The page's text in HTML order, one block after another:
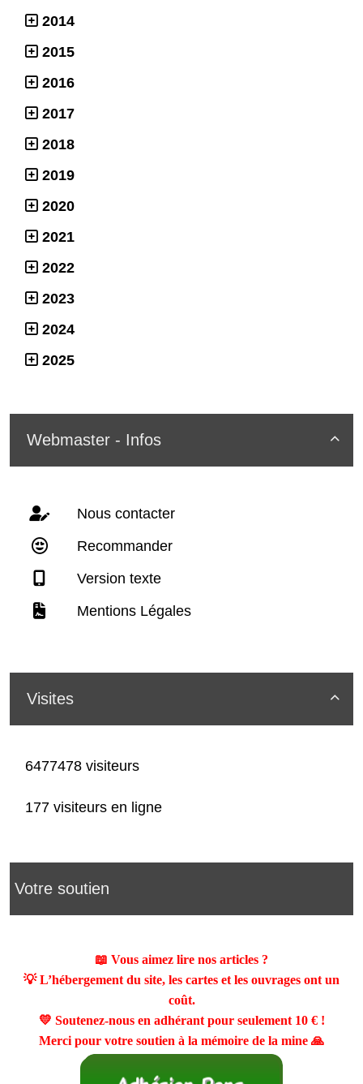
2014
2015
2016
2017
2018
2019
2020
2021
2022
2023
2024
2025

Webmaster - Infos
Nous contacter
Recommander
Version texte
Mentions Légales

Visites
6477478 visiteurs
177 visiteurs en ligne
Votre soutien
📖 Vous aimez lire nos articles ?
💡 L’hébergement du site, les cartes et les ouvrages ont un
coût.
💛 Soutenez-nous en adhérant pour seulement 10 €!
Merci pour votre soutien à la mémoire de la mine 🙏